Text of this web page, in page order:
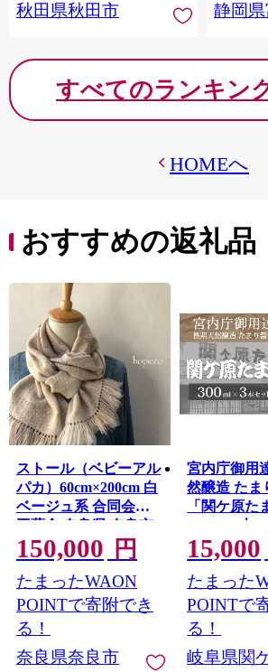
秋田県秋田市
静岡
すべてのランキン
HOMEへ
おすすめの返礼品
ストール（ベビーアル
パカ）60cm×200cm 白
ベージュ系 合同会社
工藝舎 奈良県 奈良市
なら 150-009
150,000 円
たまったWAON
POINTで寄附でき
る！
奈良県奈良市
宮内庁御用
然醸造 たま
「関ケ原た
300ml×3本
15,000
たまった
POINTで
る！
岐阜県関